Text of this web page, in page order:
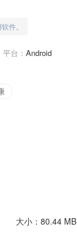
件。
平台： Android
大小：80.44 MB